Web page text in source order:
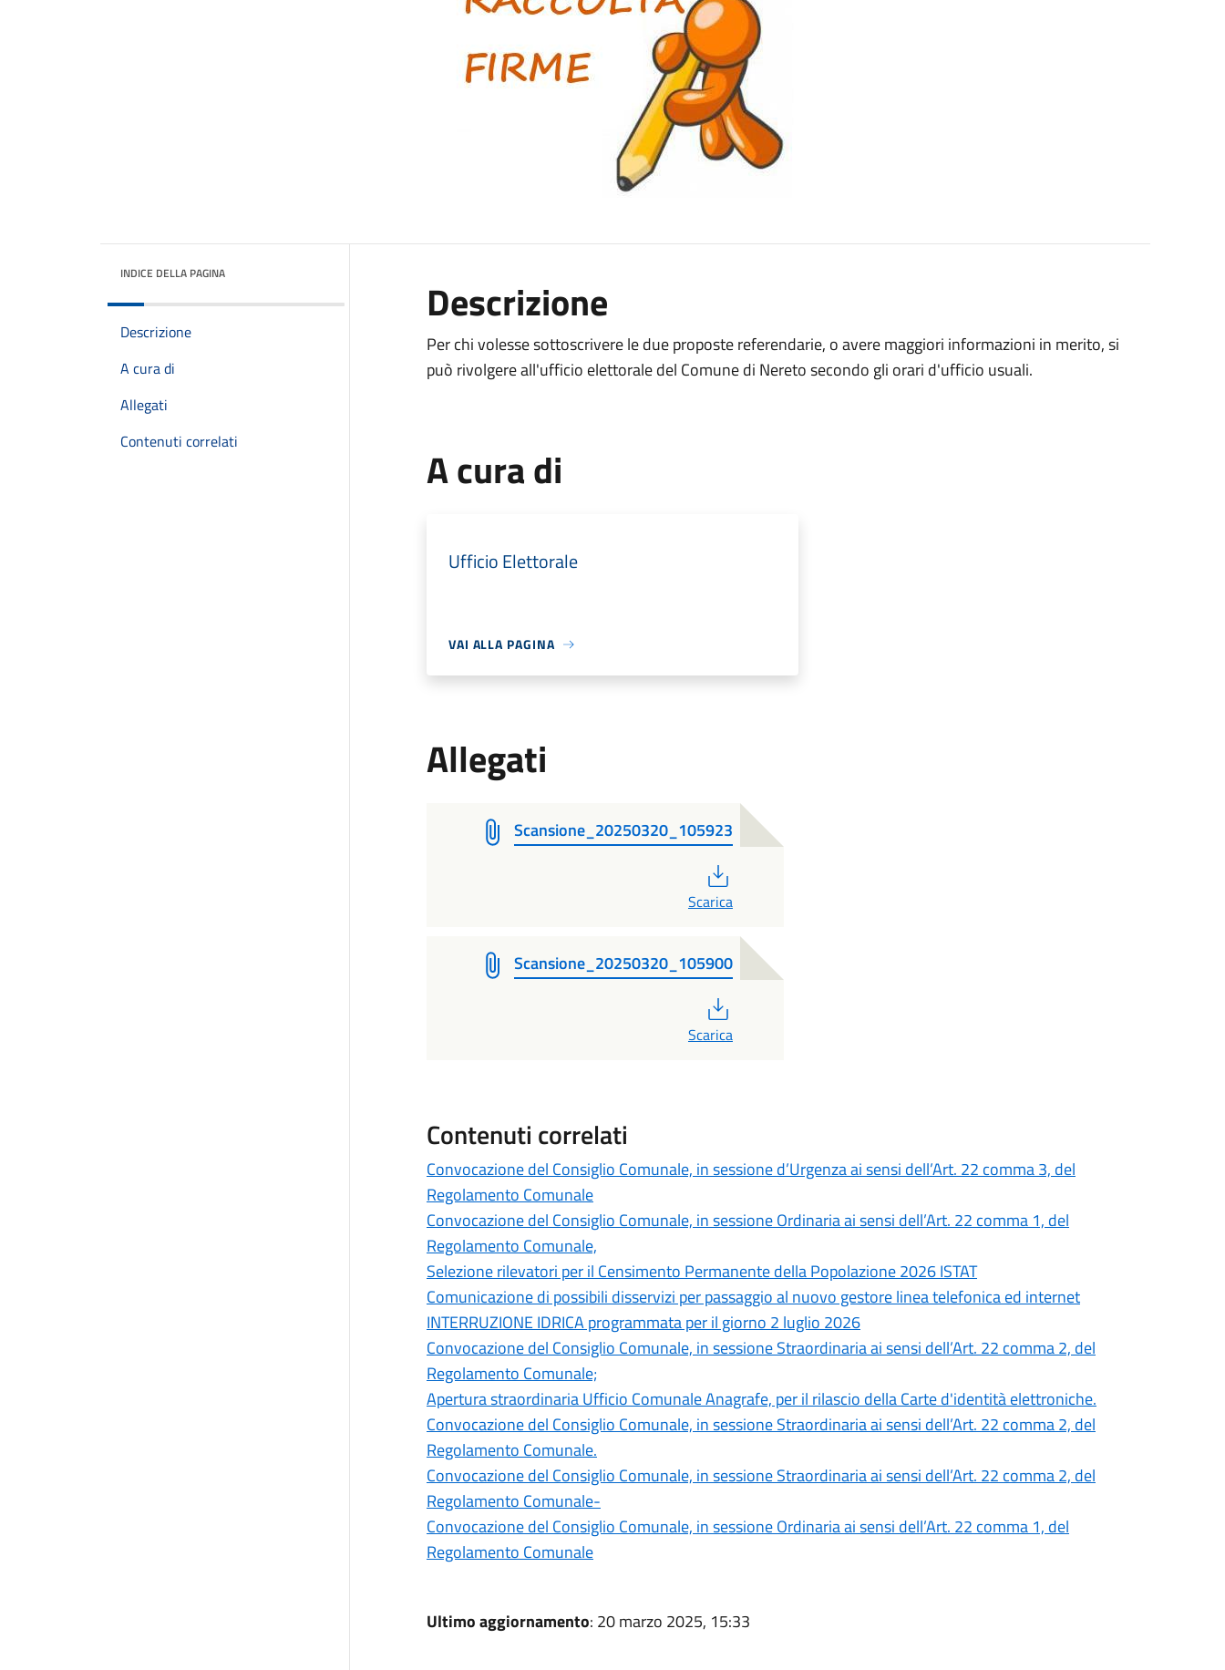
INDICE DELLA PAGINA
Descrizione
A cura di
Allegati
Contenuti correlati
Descrizione
Per chi volesse sottoscrivere le due proposte referendarie, o avere maggiori informazioni in merito, si
può rivolgere all'ufficio elettorale del Comune di Nereto secondo gli orari d'ufficio usuali.
A cura di
Ufficio Elettorale
VAI ALLA PAGINA
Allegati
Scansione_20250320_105923
Scarica
Scansione_20250320_105900
Scarica
Contenuti correlati
Convocazione del Consiglio Comunale, in sessione d’Urgenza ai sensi dell’Art. 22 comma 3, del
Regolamento Comunale
Convocazione del Consiglio Comunale, in sessione Ordinaria ai sensi dell’Art. 22 comma 1, del
Regolamento Comunale,
Selezione rilevatori per il Censimento Permanente della Popolazione 2026 ISTAT
Comunicazione di possibili disservizi per passaggio al nuovo gestore linea telefonica ed internet
INTERRUZIONE IDRICA programmata per il giorno 2 luglio 2026
Convocazione del Consiglio Comunale, in sessione Straordinaria ai sensi dell’Art. 22 comma 2, del
Regolamento Comunale;
Apertura straordinaria Ufficio Comunale Anagrafe, per il rilascio della Carte d'identità elettroniche.
Convocazione del Consiglio Comunale, in sessione Straordinaria ai sensi dell’Art. 22 comma 2, del
Regolamento Comunale.
Convocazione del Consiglio Comunale, in sessione Straordinaria ai sensi dell’Art. 22 comma 2, del
Regolamento Comunale-
Convocazione del Consiglio Comunale, in sessione Ordinaria ai sensi dell’Art. 22 comma 1, del
Regolamento Comunale
Ultimo aggiornamento: 20 marzo 2025, 15:33